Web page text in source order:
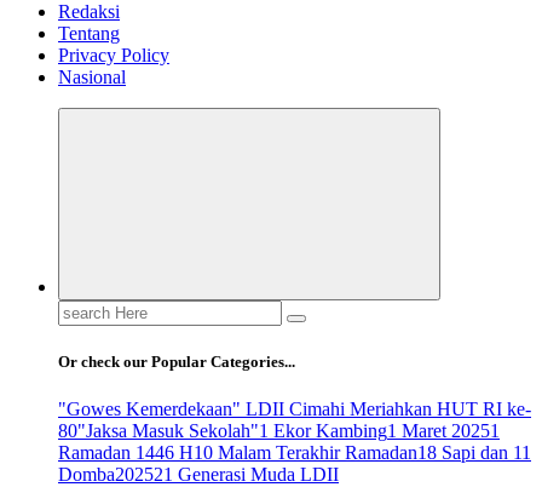
Redaksi
Tentang
Privacy Policy
Nasional
Search
for:
Or check our Popular Categories...
"Gowes Kemerdekaan" LDII Cimahi Meriahkan HUT RI ke-
80"Jaksa Masuk Sekolah"1 Ekor Kambing1 Maret 20251
Ramadan 1446 H10 Malam Terakhir Ramadan18 Sapi dan 11
Domba202521 Generasi Muda LDII